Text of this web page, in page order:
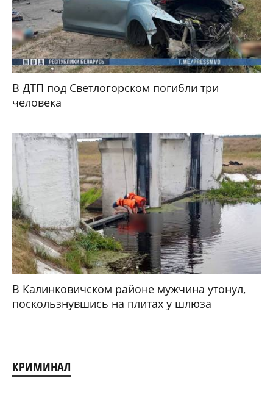
В ДТП под Светлогорском погибли три
человека
В Калинковичском районе мужчина утонул,
поскользнувшись на плитах у шлюза
КРИМИНАЛ